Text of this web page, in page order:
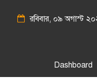
রবিবার, ০৯ অগাস্ট
Dashboard